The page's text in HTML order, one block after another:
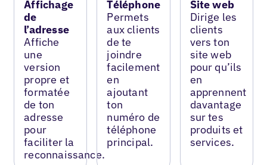
Affichage
de
l’adresse
Affiche
une
version
propre et
formatée
de ton
adresse
pour
faciliter la
reconnaissance.
Téléphone
Permets
aux clients
de te
joindre
facilement
en
ajoutant
ton
numéro de
téléphone
principal.
Site web
Dirige les
clients
vers ton
site web
pour qu’ils
en
apprennent
davantage
sur tes
produits et
services.